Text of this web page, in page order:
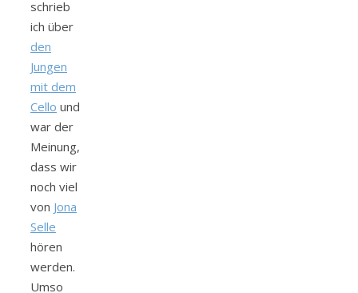
schrieb
ich über
den
Jungen
mit dem
Cello und
war der
Meinung,
dass wir
noch viel
von Jona
Selle
hören
werden.
Umso